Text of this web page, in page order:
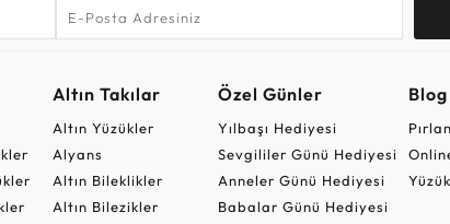
Altın Takılar
Altın Yüzükler
Alyans
Altın Bileklikler
Altın Bilezikler
Özel Günler
Yılbaşı Hediyesi
Sevgililer Günü Hediyesi
Anneler Günü Hediyesi
Babalar Günü Hediyesi
Blog